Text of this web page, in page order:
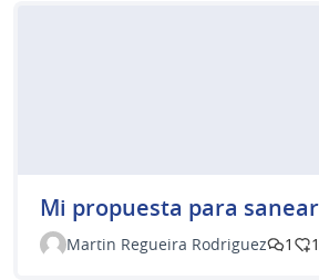
Mi propuesta para
Martin Regueira Rodriguez 1 1